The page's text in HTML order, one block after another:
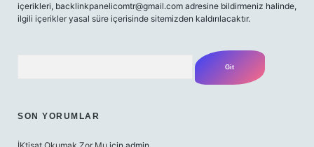
içerikleri, backlinkpanelicomtr@gmail.com adresine bildirmeniz halinde,
ilgili içerikler yasal süre içerisinde sitemizden kaldırılacaktır.
SON YORUMLAR